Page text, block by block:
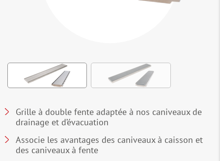
Grille à double fente adaptée à nos caniveaux de
drainage et d’évacuation
Associe les avantages des caniveaux à caisson et
des caniveaux à fente